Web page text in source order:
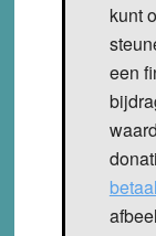
kunt
een